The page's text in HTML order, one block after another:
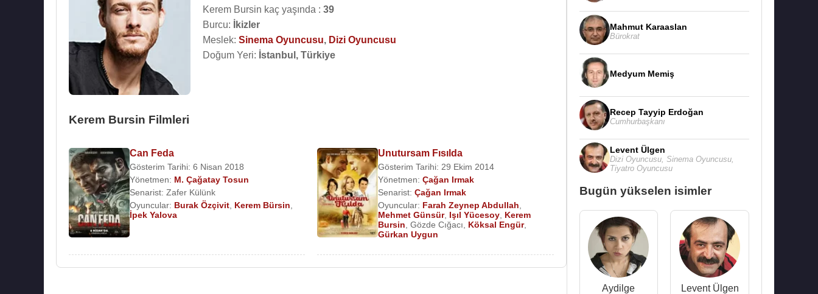
Kerem Bursin kaç yaşında : 39
Burcu:
İkizler
Meslek: Sinema Oyuncusu, Dizi Oyuncusu
Doğum Yeri: İstanbul, Türkiye
Kerem Bursin Filmleri
Can Feda
Gösterim Tarihi: 6 Nisan 2018
Yönetmen: M. Çağatay Tosun
Senarist: Zafer Külünk
Oyuncular: Burak Özçivit Kerem Bürsin
İpek Yalova
Unutursam Fısılda
Gösterim Tarihi: 29 Ekim 2014
Yönetmen:Çağan Irmak
Senarist:Çağan Irmak
Oyuncular: Farah Zeynep Abdullah
Mehmet Günsür, Işıl Yücesoy Kerem
Bursin ,Gözde Cığacı Köksal Engür,
Gürkan Uygun
Mahmut Karaaslan
Bürokrat
Medyum Memiş
Recep Tayyip Erdoğan
Cumhurbaşkanı
Levent Ülgen
Dizi Oyuncusu, Sinema Oyuncusu,
Tiyatro Oyuncusu
Bugün yükselen isimler
Aydilge Levent Ülgen